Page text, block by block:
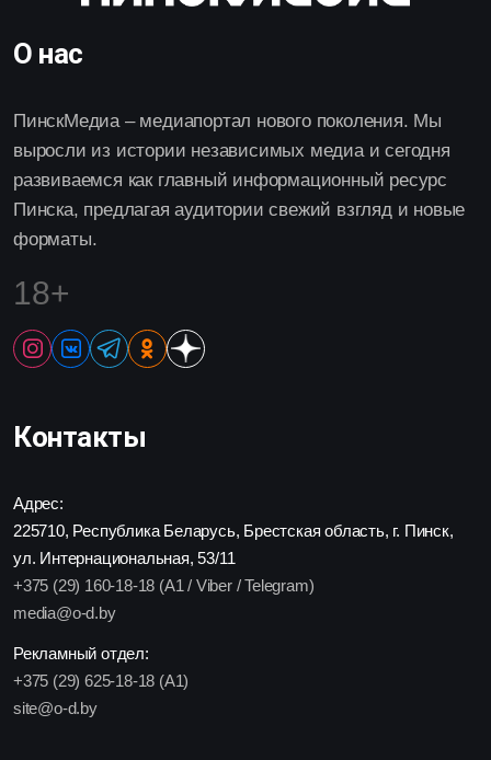
О нас
ПинскМедиа – медиапортал нового поколения. Мы
выросли из истории независимых медиа и сегодня
развиваемся как главный информационный ресурс
Пинска, предлагая аудитории свежий взгляд и новые
форматы.
18+
Контакты
Адрес:
225710, Республика Беларусь, Брестская область, г. Пинск,
ул. Интернациональная, 53/11
+375 (29) 160-18-18 (A1 / Viber / Telegram)
media@o-d.by
Рекламный отдел:
+375 (29) 625-18-18 (A1)
site@o-d.by